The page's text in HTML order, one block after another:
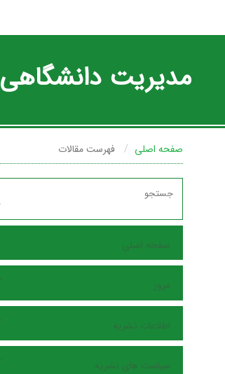
مدیریت دانشگاهی
صفحه اصلی فهرست مقالات
صفحه اصلی
مرور
اطلاعات نشریه
سیاست های نشریه